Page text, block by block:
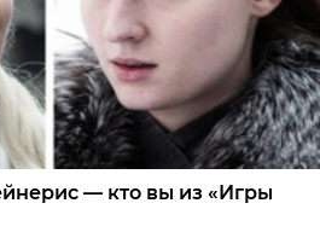
— кто вы из «Игры